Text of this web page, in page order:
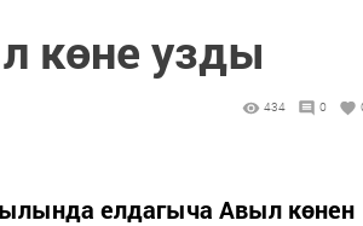
көне узды
434 0
елдагыча Авыл көнен